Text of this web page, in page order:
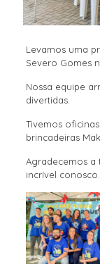
Levamos uma
Severo Gomes
Nossa equipe
divertidas.
Tivemos
brincadeiras
Agradecemos
incrível conosco.